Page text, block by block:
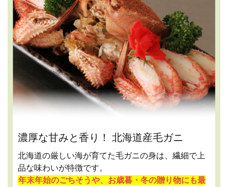
濃厚な甘みと香り！ 北海道産毛ガニ
北海道の厳しい海が育てた毛ガニの身は、繊細で上
品な味わいが特徴です。
年末年始のごちそうや、お歳暮・冬の贈り物にも最